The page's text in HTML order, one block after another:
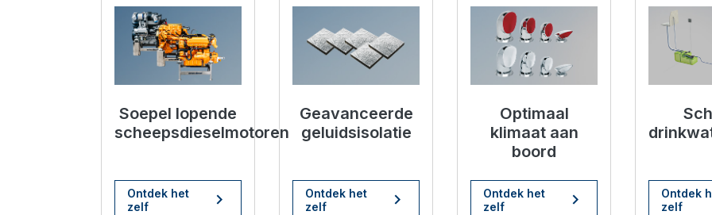
Maximaal genieten op het water met VETUS
Soepel lopende
scheepsdieselmotoren
Ontdek het
zelf
Maximaal genieten op het water met VETUS
Geavanceerde
geluidsisolatie
Ontdek het
zelf
Maximaal genieten op het
Optimaal
klimaat aan
boord
Ontdek het
zelf
Ontdek
zelf